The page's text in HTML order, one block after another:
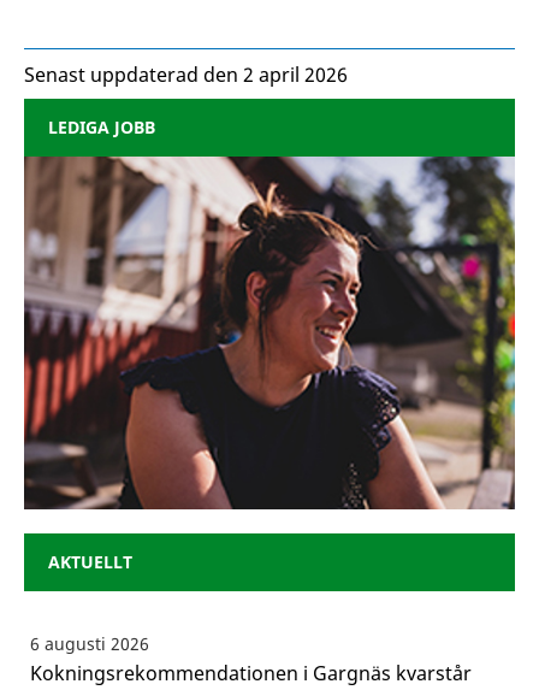
Senast uppdaterad den 2 april 2026
LEDIGA JOBB
AKTUELLT
6 augusti 2026
Kokningsrekommendationen i Gargnäs kvarstår